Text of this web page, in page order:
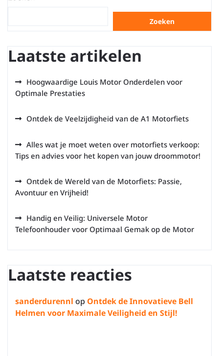
Zoeken
Laatste artikelen
Hoogwaardige Louis Motor Onderdelen voor
Optimale Prestaties
Ontdek de Veelzijdigheid van de A1 Motorfiets
Alles wat je moet weten over motorfiets verkoop:
Tips en advies voor het kopen van jouw droommotor!
Ontdek de Wereld van de Motorfiets: Passie,
Avontuur en Vrijheid!
Handig en Veilig: Universele Motor
Telefoonhouder voor Optimaal Gemak op de Motor
Laatste reacties
sanderdurennl op Ontdek de Innovatieve Bell
Helmen voor Maximale Veiligheid en Stijl!